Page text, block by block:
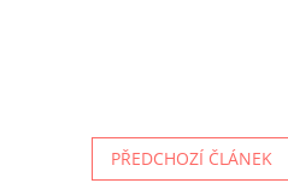
PŘEDCHOZÍ ČLÁNEK